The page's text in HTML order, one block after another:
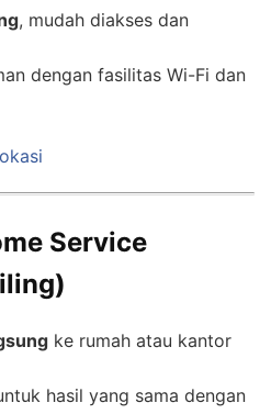
, mudah diakses dan
dengan fasilitas Wi-Fi dan
Service
ke rumah atau kantor
hasil yang sama dengan